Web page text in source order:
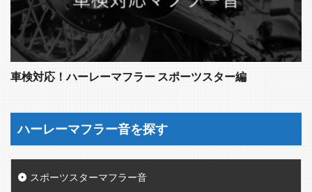
車検対応！ハーレーマフラー スポーツスター編
ハーレーマフラー音を探す
スポーツスターマフラー音